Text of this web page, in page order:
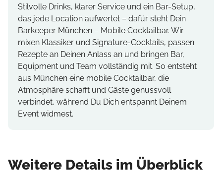
Stilvolle Drinks, klarer Service und ein Bar-Setup,
das jede Location aufwertet – dafür steht Dein
Barkeeper München – Mobile Cocktailbar. Wir
mixen Klassiker und Signature-Cocktails, passen
Rezepte an Deinen Anlass an und bringen Bar,
Equipment und Team vollständig mit. So entsteht
aus München eine mobile Cocktailbar, die
Atmosphäre schafft und Gäste genussvoll
verbindet, während Du Dich entspannt Deinem
Event widmest.
Weitere Details im Überblick